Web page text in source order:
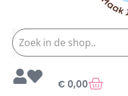
€ 0,00